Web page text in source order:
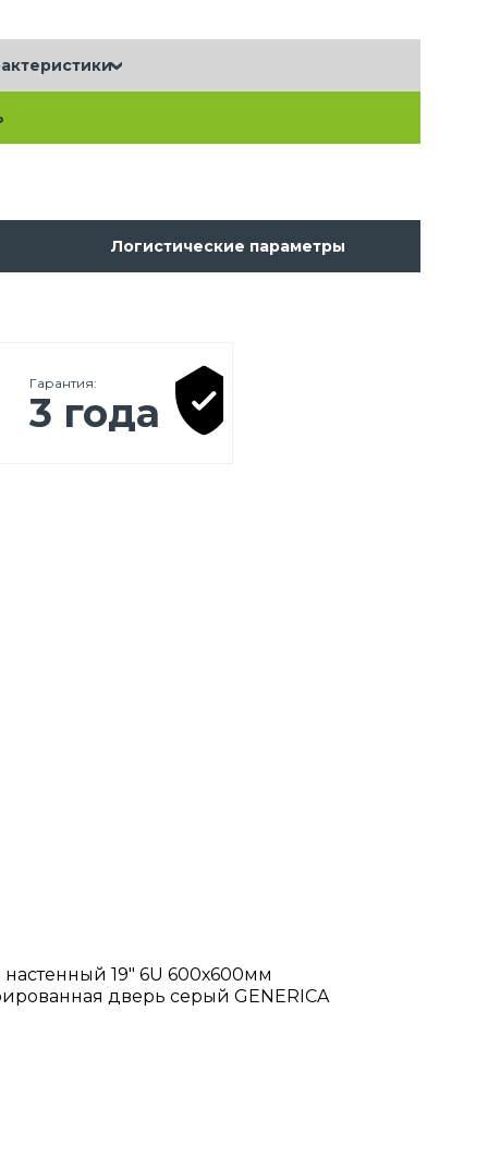
Логистические параметры
Гарантия:
3 года